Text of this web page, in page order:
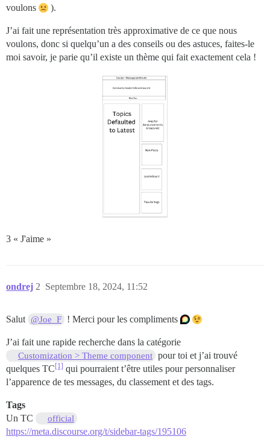
voulons
).
J’ai fait une représentation très approximative de ce que nous
voulons, donc si quelqu’un a des conseils ou des astuces, faites-le
moi savoir, je parie qu’il existe un thème qui fait exactement cela !
3 « J'aime »
ondrej Septembre 18, 2024, 11:52
2
Salut @Joe_F ! Merci pour les compliments
J’ai fait une rapide recherche dans la catégorie
Customization > Theme component pour toi et j’ai trouvé
quelques TC[1] qui pourraient t’être utiles pour personnaliser
l’apparence de tes messages, du classement et des tags.
Tags
Un TC
official
https://meta.discourse.org/t/sidebar-tags/195106